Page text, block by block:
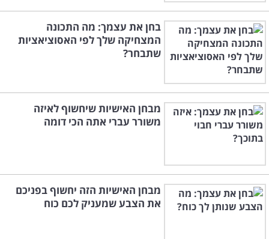
בחן את עצמך: מה התכונה
המצחיקה שלך לפי האסוציאציות
שתבחר?
מבחן האישיות שיחשוף לאיזה
משורר עברי אתה הכי דומה
מבחן האישיות הזה יחשוף בפניכם
את הצבע שמעניק לכם כוח